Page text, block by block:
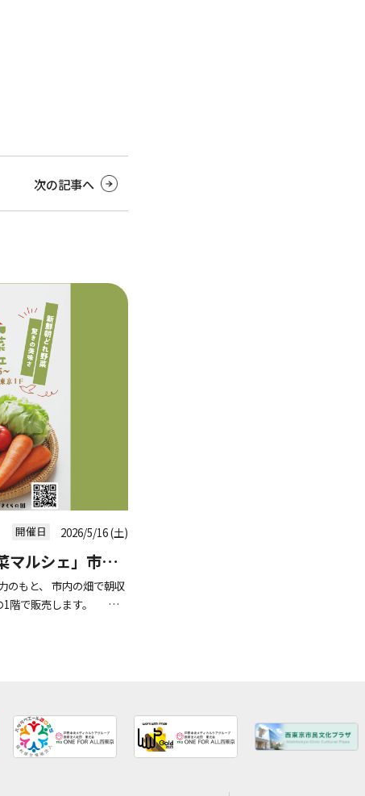
次の記事へ
開催日 2026/5/16 (土)
マルシェ」市内
のもと、 市内の畑で朝収
1階で販売します。 🥬